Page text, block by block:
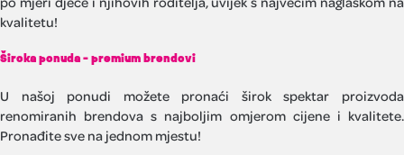
kvalitetu!
Široka ponuda - premium brendovi
U našoj ponudi možete pronaći širok spektar proizvoda
renomiranih brendova s najboljim omjerom cijene i kvalitete.
Pronađite sve na jednom mjestu!